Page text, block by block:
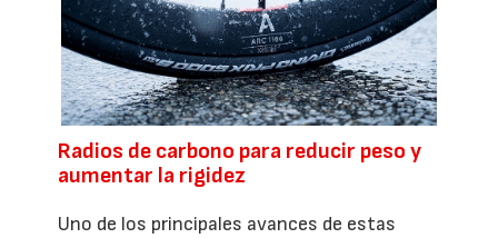
Radios de carbono para reducir peso y
aumentar la rigidez
Uno de los principales avances de estas